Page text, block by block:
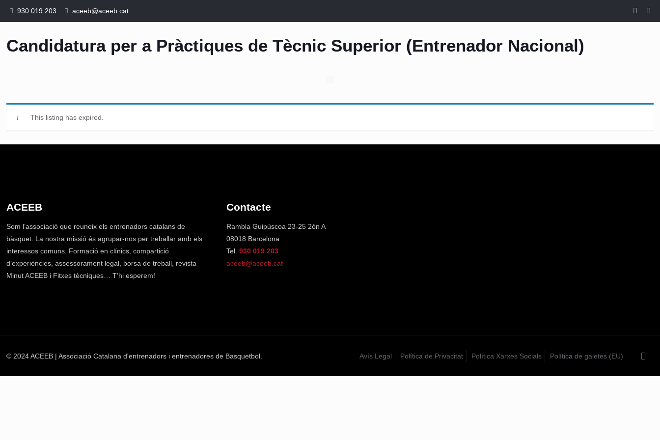
930 019 203 aceeb@aceeb.cat
Candidatura per a Pràctiques de Tècnic Superior (Entrenador Nacional)
This listing has expired.
ACEEB
Som l’associació que reuneix els entrenadors catalans de
bàsquet. La nostra missió és agrupar-nos per treballar amb els
interessos comuns. Formació en clínics, compartició
d’experiències, assessorament legal, borsa de treball, revista
Minut ACEEB i Fitxes tècniques… T’hi esperem!
Contacte
Rambla Guipúscoa 23-25 2ón A
08018 Barcelona
Tel.930 019 203
aceeb@aceeb.cat
© 2024 ACEEB | Associació Catalana d'entrenadors i entrenadores de Basquetbol. Avís Legal Política de Privacitat Política Xarxes Socials Política de galetes (EU)